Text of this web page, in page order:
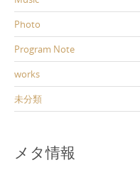
Photo
Program Note
works
未分類
メタ情報